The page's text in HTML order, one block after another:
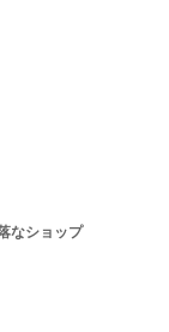
なショップ